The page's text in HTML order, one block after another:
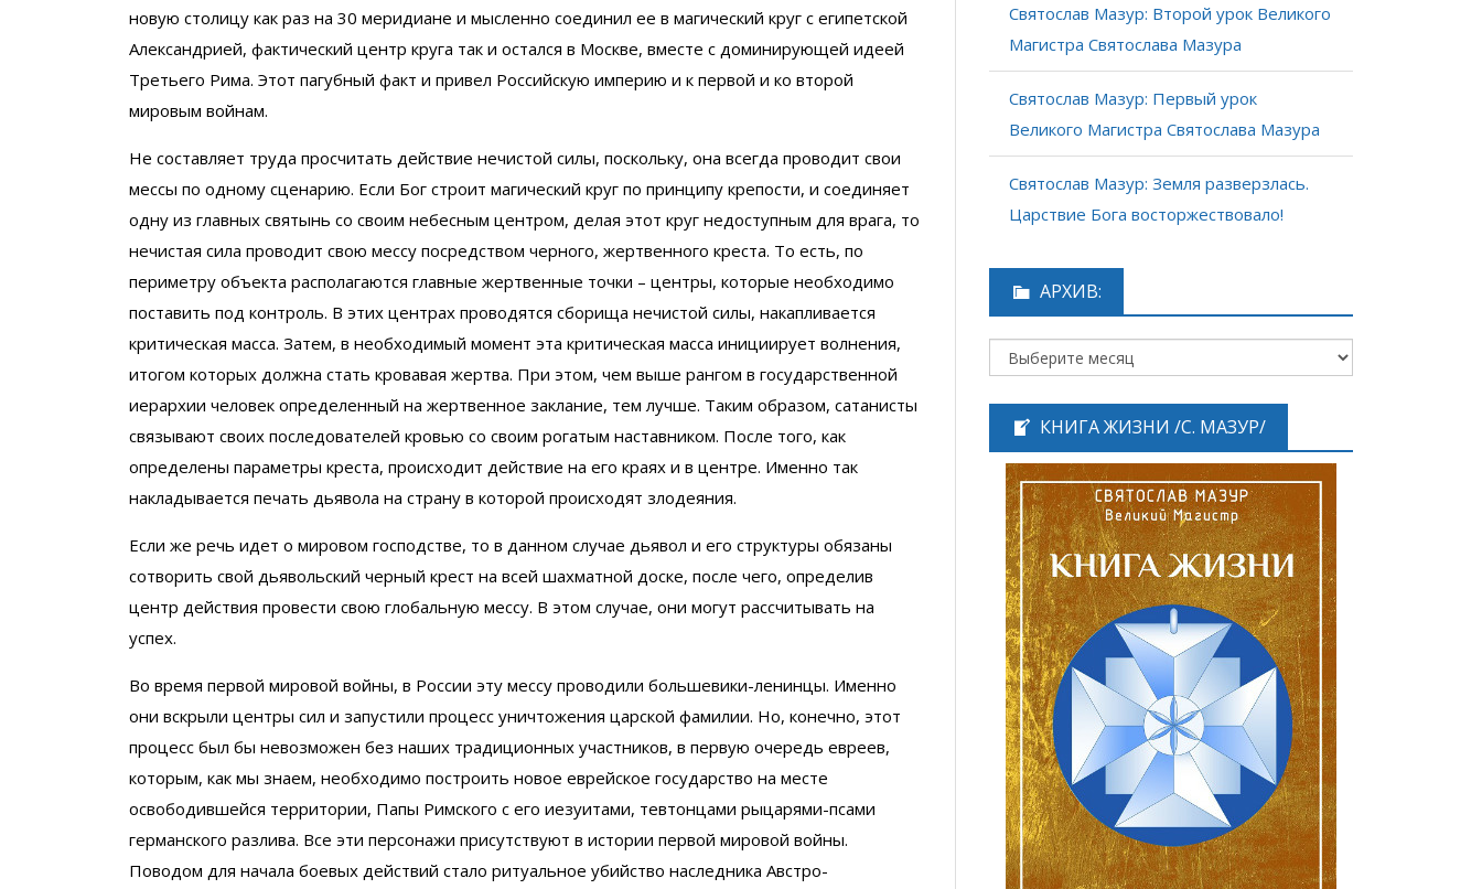
новую столицу как раз на 30 меридиане и мысленно соединил ее в магический круг с египетской
Александрией, фактический центр круга так и остался в Москве, вместе с доминирующей идеей
Третьего Рима. Этот пагубный факт и привел Российскую империю и к первой и ко второй
мировым войнам.
Не составляет труда просчитать действие нечистой силы, поскольку, она всегда проводит свои
мессы по одному сценарию. Если Бог строит магический круг по принципу крепости, и соединяет
одну из главных святынь со своим небесным центром, делая этот круг недоступным для врага, то
нечистая сила проводит свою мессу посредством черного, жертвенного креста. То есть, по
периметру объекта располагаются главные жертвенные точки – центры, которые необходимо
поставить под контроль. В этих центрах проводятся сборища нечистой силы, накапливается
критическая масса. Затем, в необходимый момент эта критическая масса инициирует волнения,
итогом которых должна стать кровавая жертва. При этом, чем выше рангом в государственной
иерархии человек определенный на жертвенное заклание, тем лучше. Таким образом, сатанисты
связывают своих последователей кровью со своим рогатым наставником. После того, как
определены параметры креста, происходит действие на его краях и в центре. Именно так
накладывается печать дьявола на страну в которой происходят злодеяния.
Если же речь идет о мировом господстве, то в данном случае дьявол и его структуры обязаны
сотворить свой дьявольский черный крест на всей шахматной доске, после чего, определив
центр действия провести свою глобальную мессу. В этом случае, они могут рассчитывать на
успех.
Во время первой мировой войны, в России эту мессу проводили большевики-ленинцы. Именно
они вскрыли центры сил и запустили процесс уничтожения царской фамилии. Но, конечно, этот
процесс был бы невозможен без наших традиционных участников, в первую очередь евреев,
которым, как мы знаем, необходимо построить новое еврейское государство на месте
освободившейся территории, Папы Римского с его иезуитами, тевтонцами рыцарями-псами
германского разлива. Все эти персонажи присутствуют в истории первой мировой войны.
Поводом для начала боевых действий стало ритуальное убийство наследника Австро-
Святослав Мазур: Второй урок Великого
Магистра Святослава Мазура
Святослав Мазур: Первый урок
Великого Магистра Святослава Мазура
Святослав Мазур: Земля разверзлась.
Царствие Бога восторжествовало!
АРХИВ:
КНИГА ЖИЗНИ /С. МАЗУР/